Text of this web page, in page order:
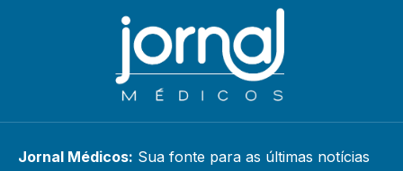
Jornal Médicos: Sua fonte para as últimas notícias